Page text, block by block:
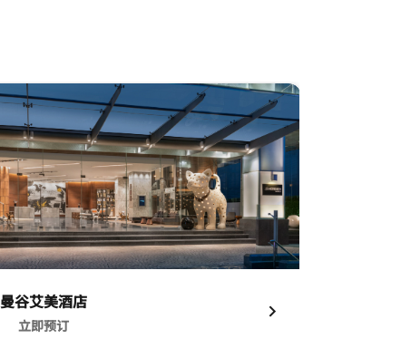
曼谷艾美酒店
立即预订